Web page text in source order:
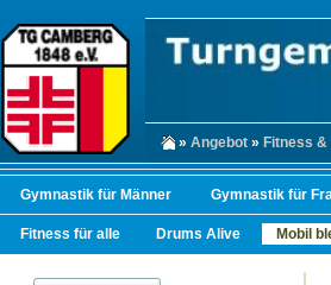
» Angebot » Fitness &
Gymnastik für Männer Gymnastik für
Fitness für alle Drums Alive Mobil